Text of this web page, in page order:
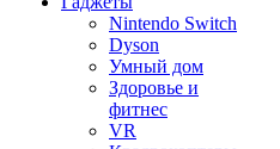
Nintendo Switch
Dyson
Умный дом
Здоровье и
фитнес
VR